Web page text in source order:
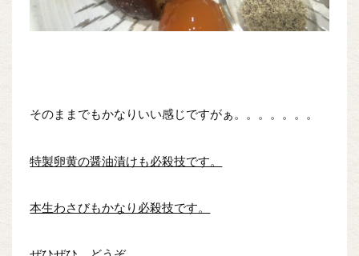
そのままでもかなりいい感じですがぁ。。。。。。。
特製卵黄の醤油漬けも必殺技です。
本生わさびもかなり必殺技です。